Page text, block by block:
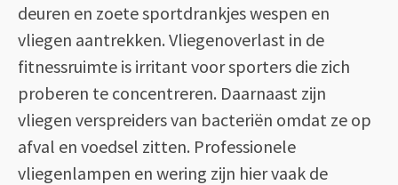
deuren en zoete sportdrankjes wespen en
vliegen aantrekken. Vliegenoverlast in de
fitnessruimte is irritant voor sporters die zich
proberen te concentreren. Daarnaast zijn
vliegen verspreiders van bacteriën omdat ze op
afval en voedsel zitten. Professionele
vliegenlampen en wering zijn hier vaak de